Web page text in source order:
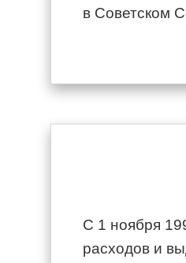
в Советском
С 1 ноября
расходов и